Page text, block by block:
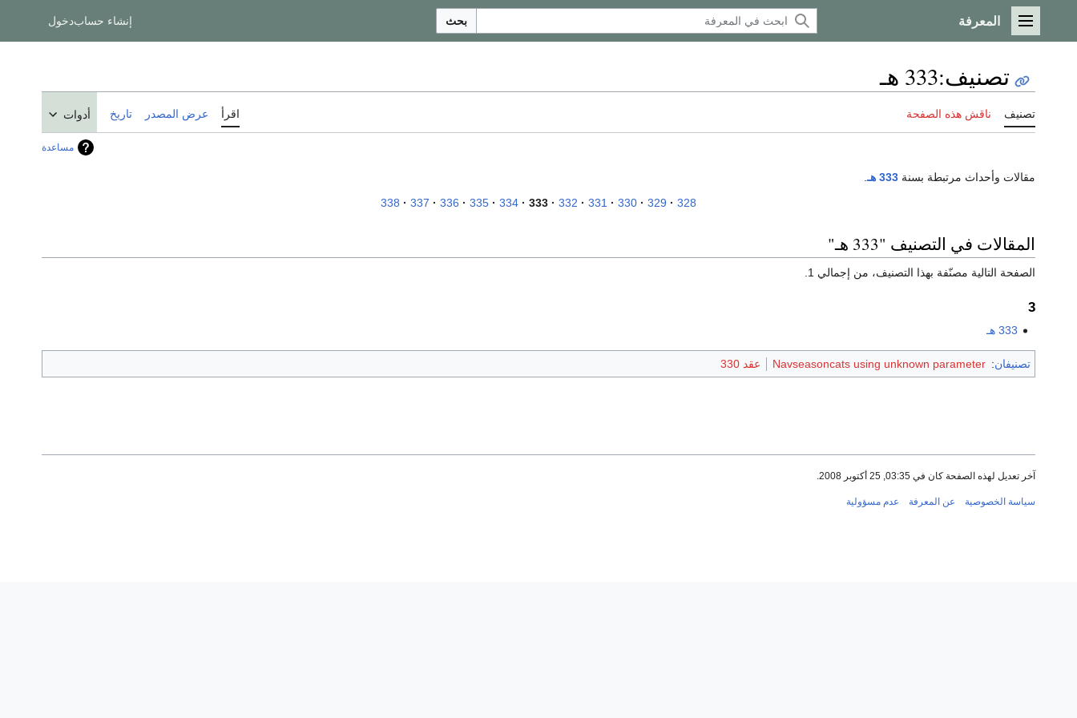
القائمة الرئيسية
المعرفة بحث إنشاء حسابدخول
تصنيف:333 هـ
تصنيف ناقش هذه الصفحة اقرأ عرض المصدر تاريخ أدوات
مساعدة
مقالات وأحداث مرتبطة بسنة 333 هـ
.
328
329
330
331
332
333
334
335
336
337
338
المقالات في التصنيف "333 هـ"
الصفحة التالية مصنّفة بهذا التصنيف، من إجمالي 1.
3
333 هـ
تصنيفان:
Navseasoncats using unknown parameter عقد 330
آخر تعديل لهذه الصفحة كان في 03:35, 25 أكتوبر 2008.
سياسة الخصوصية عن المعرفة عدم مسؤولية